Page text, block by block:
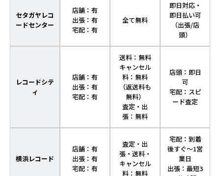
セタガヤレコ
ードセンター
店舗：有
出張：有
宅配：有
全て無料
即日対応・
即日払い可
（出張/店
頭）
レコードシテ
ィ
店舗：有
出張：有
宅配：有
送料：無料
キャンセル
料：無料
（返送料も
無料）
査定・出
張：無料
店頭：即日
可
宅配：スピ
ード査定
横浜レコード
店舗：有
出張：有
宅配：有
査定・出
張・送料・
キャンセル
料：無料
宅配：到着
後すぐ～1営
業日
出張：最短3